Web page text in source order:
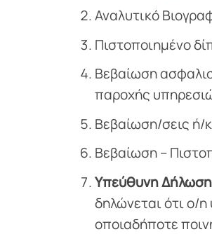
Αναλυτικό
Πιστοποιημένο
Βεβαίωση
παροχής
Βεβαίωση/σεις ή/
Βεβαίωση –
Υπεύθυνη
δηλώνεται ότι ο/
οποιαδήποτε